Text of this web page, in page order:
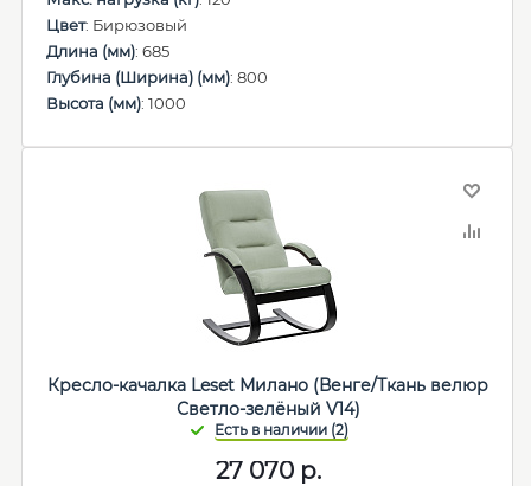
Цвет: Бирюзовый
Длина (мм): 685
Глубина (Ширина) (мм): 800
Высота (мм): 1000
Кресло-качалка Leset Милано (Венге/Ткань велюр
Светло-зелёный V14)
27 070р.